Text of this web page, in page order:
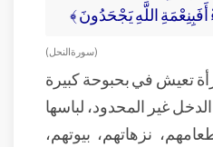
اللَّهِ يَجْحَدُونَ ﴾
( سورة النحل )
تعيش في بحبوحة كبيرة
غير المحدود، لباسها
نزهاتهم، بيوتهم،